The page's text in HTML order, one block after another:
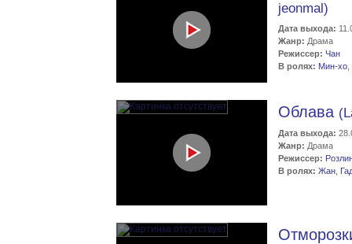
jeonmal)
Дата выхода:
Жанр: Драма
Режиссер: Чан
В ролях: Мин-хо
Облава
Дата выхода:
Жанр: Драма
Режиссер:
В ролях: Жан